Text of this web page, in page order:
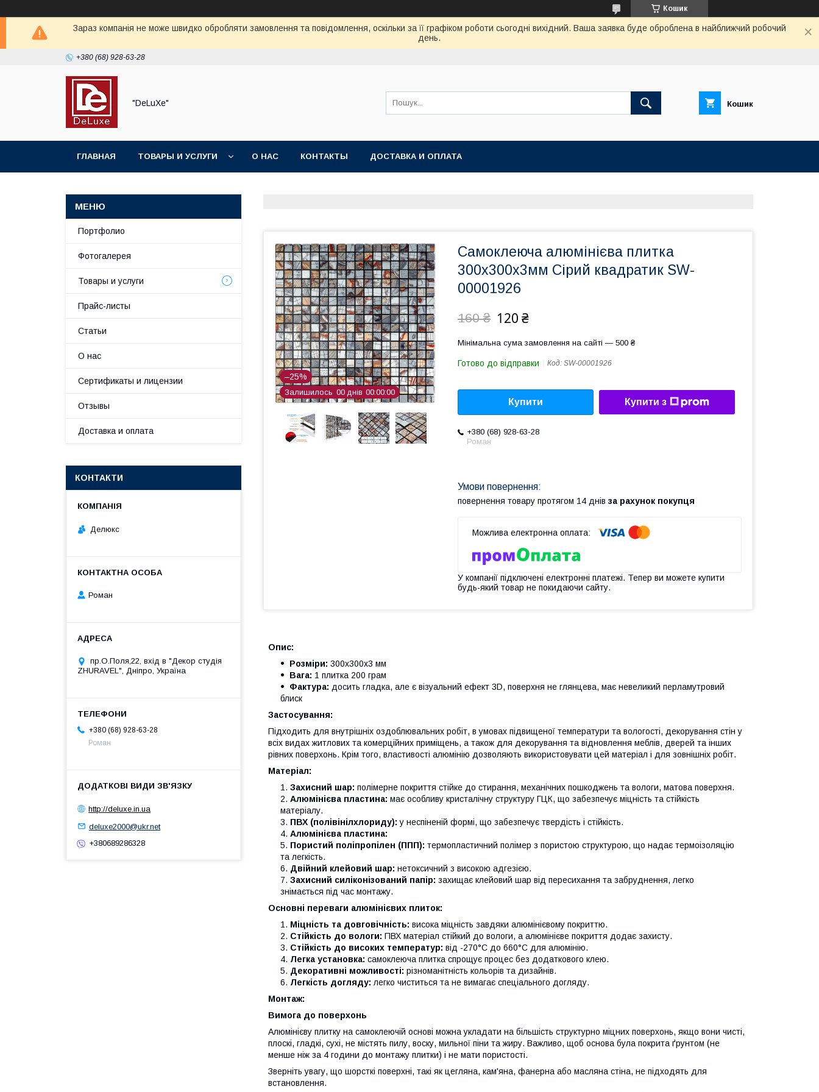
Кошик
Зараз компанія не може швидко обробляти замовлення та повідомлення, оскільки за її графіком роботи сьогодні вихідний. Ваша заявка буде оброблена в найближчий робочий
день.
+380 (68) 928-63-28
"DeLuХe" Кошик
ГЛАВНАЯ ТОВАРЫ И УСЛУГИ О НАС КОНТАКТЫ ДОСТАВКА И ОПЛАТА
–25%
Залишилось 00 днів 00 00 00
Самоклеюча алюмінієва плитка
300х300х3мм Сірий квадратик SW-
00001926
160 ₴ 120 ₴
Мінімальна сума замовлення на сайті — 500 ₴
Готово до відправки Код: SW-00001926
Купити Купити з
+380 (68) 928-63-28
Роман
повернення товару протягом 14 днів за рахунок покупця
У компанії підключені електронні платежі. Тепер ви можете купити
будь-який товар не покидаючи сайту.
Опис:
Розміри: 300х300х3 мм
Вага: 1 плитка 200 грам
Фактура: досить гладка, але є візуальний ефект 3D, поверхня не глянцева, має невеликий перламутровий
блиск
Застосування:
Підходить для внутрішніх оздоблювальних робіт, в умовах підвищеної температури та вологості, декорування стін у
всіх видах житлових та комерційних приміщень, а також для декорування та відновлення меблів, дверей та інших
рівних поверхонь. Крім того, властивості алюмінію дозволяють використовувати цей матеріал і для зовнішніх робіт.
Матеріал:
Захисний шар: полімерне покриття стійке до стирання, механічних пошкоджень та вологи, матова поверхня.
Алюмінієва пластина: має особливу кристалічну структуру ГЦК, що забезпечує міцність та стійкість
матеріалу.
ПВХ (полівінілхлориду): у неспіненій формі, що забезпечує твердість і стійкість.
Алюмінієва пластина:
Пористий поліпропілен (ППП): термопластичний полімер з пористою структурою, що надає термоізоляцію
та легкість.
Двійний клейовий шар: нетоксичний з високою адгезією.
Захисний силіконізований папір: захищає клейовий шар від пересихання та забруднення, легко
знімається під час монтажу.
Основні переваги алюмінієвих плиток:
Міцність та довговічність: висока міцність завдяки алюмінієвому покриттю.
Стійкість до вологи: ПВХ матеріал стійкий до вологи, а алюмінієве покриття додає захисту.
Стійкість до високих температур: від -270°C до 660°C для алюмінію.
Легка установка: самоклеюча плитка спрощує процес без додаткового клею.
Декоративні можливості: різноманітність кольорів та дизайнів.
Легкість догляду: легко чиститься та не вимагає спеціального догляду.
Монтаж:
Вимога до поверхонь
Алюмінієву плитку на самоклеючій основі можна укладати на більшість структурно міцних поверхонь, якщо вони чисті,
плоскі, гладкі, сухі, не містять пилу, воску, мильної піни та жиру. Важливо, щоб основа була покрита ґрунтом (не
менше ніж за 4 години до монтажу плитки) і не мати пористості.
Зверніть увагу, що шорсткі поверхні, такі як цегляна, кам'яна, фанерна або масляна стіна, не підходять для
встановлення.
Портфолио
Фотогалерея
Товары и услуги
Прайс-листы
Статьи
О нас
Сертификаты и лицензии
Отзывы
Доставка и оплата
КОНТАКТИ
Делюкс
Роман
пр.О.Поля,22, вхід в "Декор студія
ZHURAVEL", Дніпро, Україна
+380 (68) 928-63-28
Роман
http://deluxe.in.ua
deluxe2000@ukr.net
+380689286328